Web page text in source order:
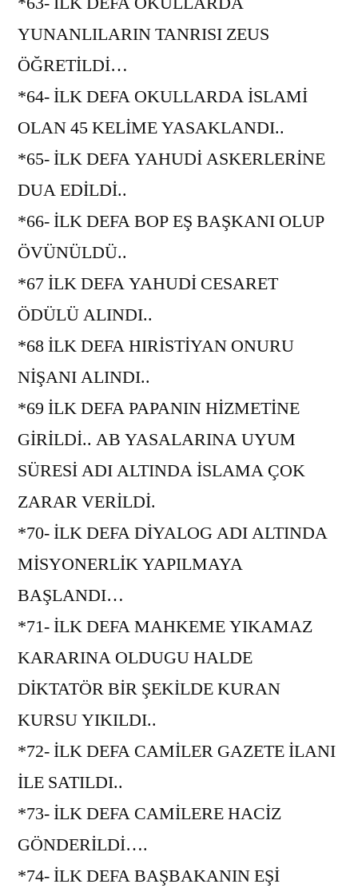
YUNANLILARIN TANRISI ZEUS
ÖĞRETİLDİ…
*64- İLK DEFA OKULLARDA İSLAMİ
OLAN 45 KELİME YASAKLANDI..
*65- İLK DEFA YAHUDİ ASKERLERİNE
DUA EDİLDİ..
*66- İLK DEFA BOP EŞ BAŞKANI OLUP
ÖVÜNÜLDÜ..
*67 İLK DEFA YAHUDİ CESARET
ÖDÜLÜ ALINDI..
*68 İLK DEFA HIRİSTİYAN ONURU
NİŞANI ALINDI..
*69 İLK DEFA PAPANIN HİZMETİNE
GİRİLDİ.. AB YASALARINA UYUM
SÜRESİ ADI ALTINDA İSLAMA ÇOK
ZARAR VERİLDİ.
*70- İLK DEFA DİYALOG ADI ALTINDA
MİSYONERLİK YAPILMAYA
BAŞLANDI…
*71- İLK DEFA MAHKEME YIKAMAZ
KARARINA OLDUGU HALDE
DİKTATÖR BİR ŞEKİLDE KURAN
KURSU YIKILDI..
*72- İLK DEFA CAMİLER GAZETE İLANI
İLE SATILDI..
*73- İLK DEFA CAMİLERE HACİZ
GÖNDERİLDİ….
*74- İLK DEFA BAŞBAKANIN EŞİ